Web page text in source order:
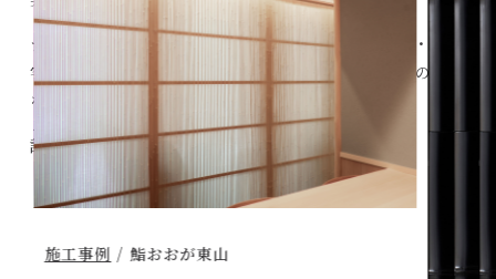
デザインと職人の技術を組み合わせ、店舗・ホテル・住
宅・商業施設など、それぞれの空間にふさわしい竹の表現
をご提案します。
詳細を確認する